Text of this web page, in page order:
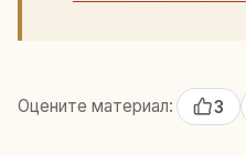
Оцените материал: 3